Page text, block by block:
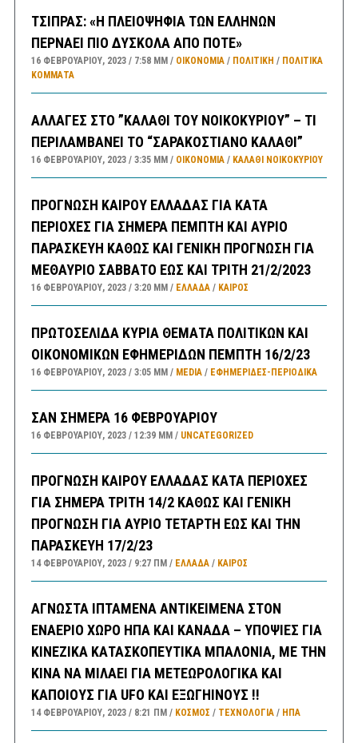
ΤΣΙΠΡΑΣ: «Η ΠΛΕΙΟΨΗΦΙΑ ΤΩΝ ΕΛΛΗΝΩΝ
ΠΕΡΝΑΕΙ ΠΙΟ ΔΥΣΚΟΛΑ ΑΠΟ ΠΟΤΕ»
16 ΦΕΒΡΟΥΑΡΊΟΥ, 2023 7:58 ΜΜ ΟΙΚΟΝΟΜΙΑ/ ΠΟΛΙΤΙΚΗ / ΠΟΛΙΤΙΚΆ
ΚΌΜΜΑΤΑ
ΑΛΛΑΓΕΣ ΣΤΟ ”ΚΑΛΑΘΙ ΤΟΥ ΝΟΙΚΟΚΥΡΙΟΥ” – ΤΙ
ΠΕΡΙΛΑΜΒΑΝΕΙ ΤΟ “ΣΑΡΑΚΟΣΤΙΑΝΟ ΚΑΛΑΘΙ”
16 ΦΕΒΡΟΥΑΡΊΟΥ, 2023 3:35 ΜΜ ΟΙΚΟΝΟΜΙΑ/ ΚΑΛΑΘΙ ΝΟΙΚΟΚΥΡΙΟΥ
ΠΡΟΓΝΩΣΗ ΚΑΙΡΟΥ ΕΛΛΑΔΑΣ ΓΙΑ ΚΑΤΑ
ΠΕΡΙΟΧΕΣ ΓΙΑ ΣΗΜΕΡΑ ΠΕΜΠΤΗ ΚΑΙ ΑΥΡΙΟ
ΠΑΡΑΣΚΕΥΗ ΚΑΘΩΣ ΚΑΙ ΓΕΝΙΚΗ ΠΡΟΓΝΩΣΗ ΓΙΑ
ΜΕΘΑΥΡΙΟ ΣΑΒΒΑΤΟ ΕΩΣ ΚΑΙ ΤΡΙΤΗ 21/2/2023
16 ΦΕΒΡΟΥΑΡΊΟΥ, 2023 3:20 ΜΜ ΕΛΛΑΔA/ ΚΑΙΡΌΣ
ΠΡΩΤΟΣΕΛΙΔΑ ΚΥΡΙΑ ΘΕΜΑΤΑ ΠΟΛΙΤΙΚΩΝ ΚΑΙ
ΟΙΚΟΝΟΜΙΚΩΝ ΕΦΗΜΕΡΙΔΩΝ ΠΕΜΠΤΗ 16/2/23
16 ΦΕΒΡΟΥΑΡΊΟΥ, 2023 3:05 ΜΜ MEDIA/ ΕΦΗΜΕΡΊΔΕΣ-ΠΕΡΙΟΔΙΚΆ
ΣΑΝ ΣΗΜΕΡΑ 16 ΦΕΒΡΟΥΑΡΙΟΥ
16 ΦΕΒΡΟΥΑΡΊΟΥ, 2023 12:39 ΜΜ UNCATEGORIZED
ΠΡΟΓΝΩΣΗ ΚΑΙΡΟΥ ΕΛΛΑΔΑΣ ΚΑΤΑ ΠΕΡΙΟΧΕΣ
ΓΙΑ ΣΗΜΕΡΑ ΤΡΙΤΗ 14/2 ΚΑΘΩΣ ΚΑΙ ΓΕΝΙΚΗ
ΠΡΟΓΝΩΣΗ ΓΙΑ ΑΥΡΙΟ ΤΕΤΑΡΤΗ ΕΩΣ ΚΑΙ ΤΗΝ
ΠΑΡΑΣΚΕΥΗ 17/2/23
14 ΦΕΒΡΟΥΑΡΊΟΥ, 2023 9:27 ΠΜ ΕΛΛΑΔA/ ΚΑΙΡΌΣ
ΑΓΝΩΣΤΑ ΙΠΤΑΜΕΝΑ ΑΝΤΙΚΕΙΜΕΝΑ ΣΤΟΝ
ΕΝΑΕΡΙΟ ΧΩΡΟ ΗΠΑ ΚΑΙ ΚΑΝΑΔΑ – ΥΠΟΨΙΕΣ ΓΙΑ
ΚΙΝΕΖΙΚΑ ΚΑΤΑΣΚΟΠΕΥΤΙΚΑ ΜΠΑΛΟΝΙΑ, ΜΕ ΤΗΝ
ΚΙΝΑ ΝΑ ΜΙΛΑΕΙ ΓΙΑ ΜΕΤΕΩΡΟΛΟΓΙΚΑ ΚΑΙ
ΚΑΠΟΙΟΥΣ ΓΙΑ UFO ΚΑΙ ΕΞΩΓΗΙΝΟΥΣ !!
14 ΦΕΒΡΟΥΑΡΊΟΥ, 2023 8:21 ΠΜ ΚΟΣΜΟΣ / ΤΕΧΝΟΛΟΓΙΑ/ ΗΠΑ